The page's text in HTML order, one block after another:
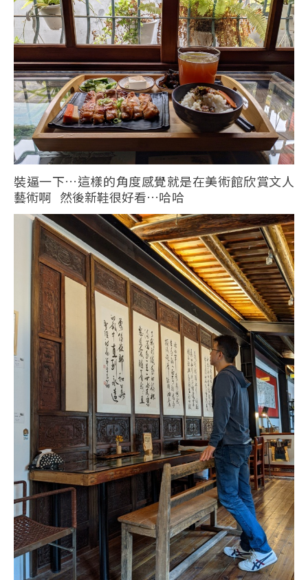
裝逼一下…這樣的角度感覺就是在美術館欣賞文人
藝術啊 然後新鞋很好看…哈哈